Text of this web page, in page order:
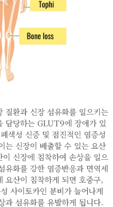
질환과 신장 섬유화를 일으키는
담당하는 GLUT9에 장애가 있
색성 신증 및 점진적인 염증성
는 신장이 배출할 수 있는 요산
신장에 침착하여 손상을 일으
유화를 강한 염증반응과 면역세
요산이 침착하게 되면 호중구,
사이토카인 분비가 늘어나게
과 섬유화를 유발하게 됩니다.